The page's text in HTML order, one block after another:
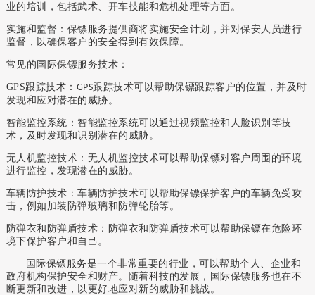
业的培训，包括武术、开车技能和危机处理等方面。
实施和监督：保镖服务提供商将实施安全计划，并对保安人员进行
监督，以确保客户的安全得到有效保障。
常见的国际保镖服务技术：
GPS跟踪技术： GPS跟踪技术可以帮助保镖跟踪客户的位置，并及时
发现和应对潜在的威胁。
智能监控系统：智能监控系统可以通过视频监控和人脸识别等技
术，及时发现和识别潜在的威胁。
无人机监控技术：无人机监控技术可以帮助保镖对客户周围的环境
进行监控，发现潜在的威胁。
车辆防护技术：车辆防护技术可以帮助保镖保护客户的车辆免受攻
击，例如加装防弹玻璃和防弹轮胎等。
防弹衣和防弹盾技术：防弹衣和防弹盾技术可以帮助保镖在危险环
境下保护客户和自己。
国际保镖服务是一个非常重要的行业，可以帮助个人、企业和
政府机构保护安全和财产。随着科技的发展，国际保镖服务也在不
断更新和改进，以更好地应对新的威胁和挑战。